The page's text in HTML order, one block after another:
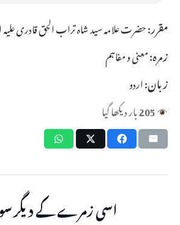
مقرر:حضرت علامہ سید شاہ تراب الحق قادری علیہ
زمرہ:معنی و مفاہم
زبان:اردو
205بار دیکھا گیا
اسی زمرے کے دیگر